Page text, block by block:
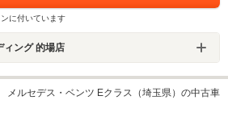
に付いています
ィング 的場店
メルセデス・ベンツ Eクラス（埼玉県）の中古車